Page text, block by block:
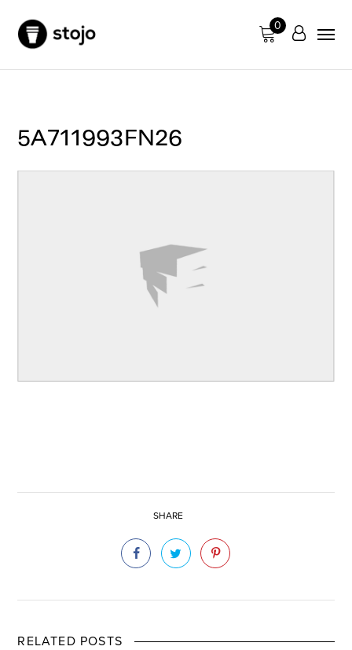
0
5A711993FN26
SHARE
RELATED POSTS